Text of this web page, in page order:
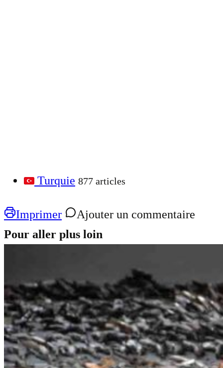
Turquie 877 articles
Imprimer
Ajouter un commentaire
Pour aller plus loin